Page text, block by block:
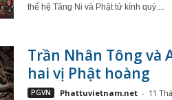
thế hệ Tăng Ni và Phật tử kính quý....
Trần Nhân Tông và
hai vị Phật hoàng
PGVN Phattuvietnam.net - 11